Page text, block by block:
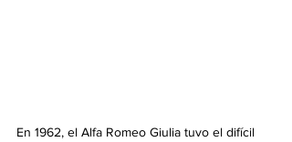
En 1962, el Alfa Romeo Giulia tuvo el difícil